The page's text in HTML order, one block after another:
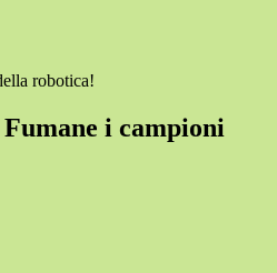
robotica!
i campioni